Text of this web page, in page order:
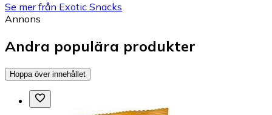
Se mer från Exotic Snacks
Annons
Andra populära produkter
Hoppa över innehållet